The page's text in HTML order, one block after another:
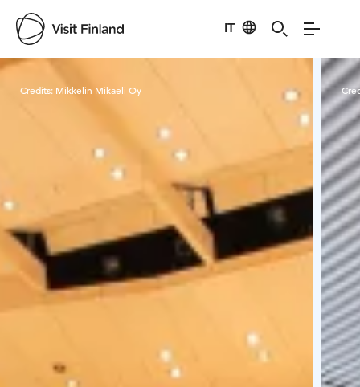
IT
Visit Finland
Credits: Mikkelin Mikaeli Oy